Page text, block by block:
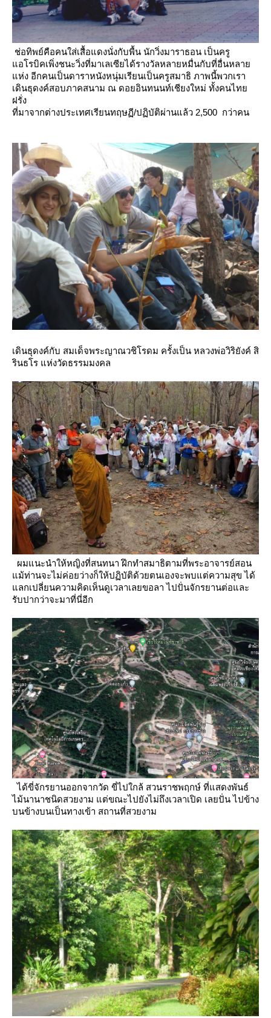
ช่อทิพย์คือคนใส่เสื้อแดงนั่งกับพื้น นักวิ่งมาราธอน เป็นครู
อโรบิคเพิ่งชนะวิ่งที่มาเลเซียได้รางวัลหลายหมื่นกับที่อื่นหลา
ห่ง อีกคนเป็นดาราหนังหนุ่มเรียนเป็นครูสมาธิ ภาพนี้พวกเรา
เดินธุดงค์สอบภาคสนาม ณ ดอยอินทนนท์เชียงใหม่ ทั้งคนไท
ฝรั่ง
ที่มาจากต่างประเทศเรียนทฤษฏี/ปฏิบัติผ่านแล้ว 2,500 กว่าคน
เดินธุดงค์กับ สมเด็จพระญาณวชิโรดม ครั้งเป็น หลวงพ่อวิริยังค์ สิ
รินธโร แห่งวัดธรรมมงคล
ผมแนะนำให้หญิงที่สนทนา ฝึกทำสมาธิตามที่พระอาจารย์สอน
ม้ท่านจะไม่ค่อยว่างก็ให้ปฏิบัติด้วยตนเองจะพบแต่ความสุข ได้
ลกเปลี่ยนความคิดเห็นดูเวลาเลยขอลา ไปปั่นจักรยานต่อและ
รับปากว่าจะมาที่นี่อีก
ได้ขี่จักรยานออกจากวัด ขี่ไปใกล้ สวนราชพฤกษ์ ที่แสดงพันธ์
ไม้นานาชนิดสวยงาม แต่ขณะไปยังไม่ถึงเวลาเปิด เลยปั่น ไปข้าง
บนข้างบนเป็นทางเข้า สถานที่สวยงาม